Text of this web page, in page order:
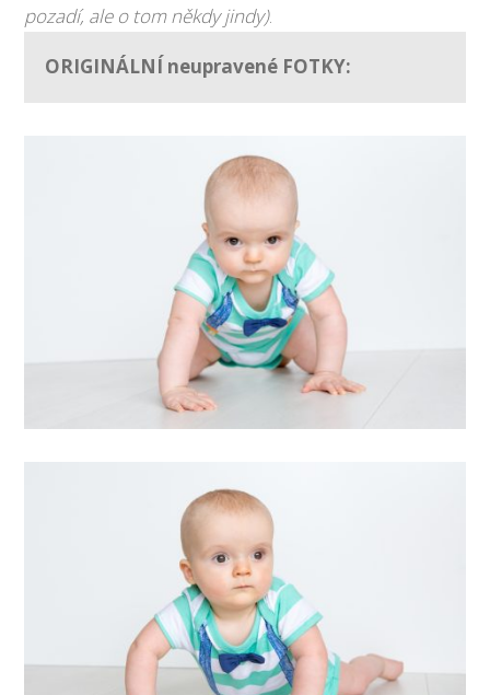
pozadí, ale o tom někdy jindy).
ORIGINÁLNÍ neupravené FOTKY: